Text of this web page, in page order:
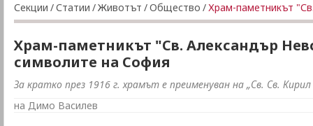
Секции /Статии /Животът /Общество /
Храм-паметникът "Св. Александър
символите на София
За кратко през 1916 г. храмът е преименуван на „Св. Св.
на Димо Василев